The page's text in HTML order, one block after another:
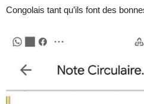
Congolais tant qu’ils font des